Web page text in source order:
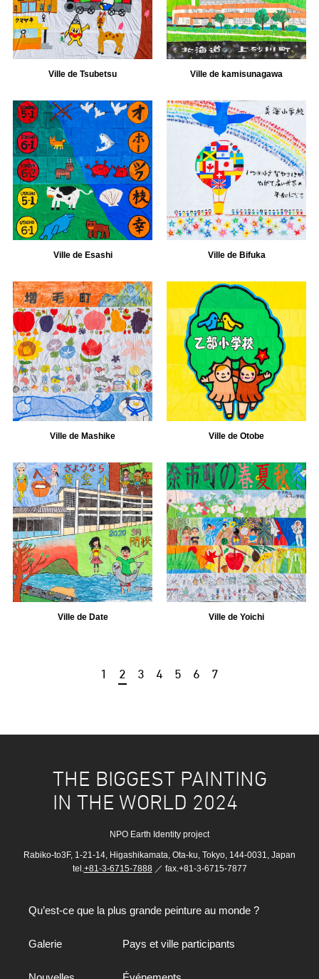
Ville de Tsubetsu Ville de kamisunagawa
Ville de Esashi Ville de Bifuka
Ville de Mashike Ville de Otobe
Ville de Date Ville de Yoichi
1 2 3 4 5 6 7
THE BIGGEST PAINTING
IN THE WORLD 2024
NPO Earth Identity project
Rabiko-to3F, 1-21-14, Higashikamata, Ota-ku, Tokyo, 144-0031, Japan
tel.+81-3-6715-7888／ fax.+81-3-6715-7877
Qu’est-ce que la plus grande peinture au monde ?
Galerie Pays et ville participants